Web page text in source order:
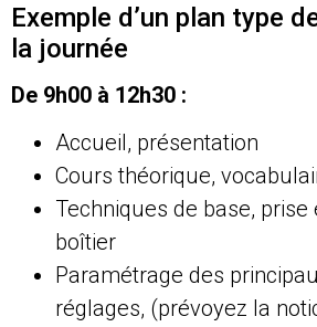
Exemple d’un plan type
la journée
De 9h00 à 12h30 :
Accueil, présentation
Cours théorique,
Techniques de base,
boîtier
Paramétrage des
réglages, (prévoyez la